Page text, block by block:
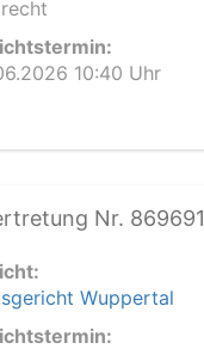
10:40 Uhr
Nr. 869691
Wuppertal